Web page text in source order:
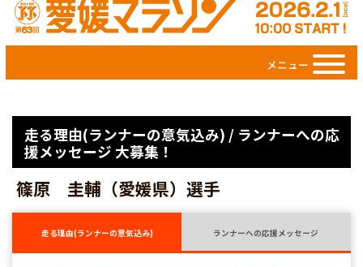
メニュー
走る理由(ランナーの意気込み) / ランナーへの応
援メッセージ 大募集！
篠原 圭輔（愛媛県）選手
走る理由(ランナーの意気込み) ランナーへの応援メッセージ